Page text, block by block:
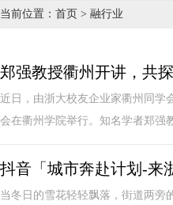
当前位置： 首页 > 融行业
郑强教授衢州开讲，共
近日，由浙大校友企业家衢州同学
会在衢州学院举行。知名学者郑强
抖音「城市奔赴计划-来
当冬日的雪花轻轻飘落，街道两旁